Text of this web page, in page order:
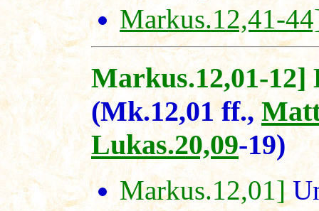
Markus.12,41-
Markus.12,01-12]
(Mk.12,01 ff.,
Lukas.20,09-19)
Markus.12,01]